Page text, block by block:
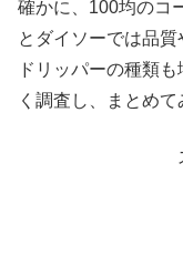
確かに、100均のコ
とダイソーでは品
ドリッパーの種類
く調査し、まとめて